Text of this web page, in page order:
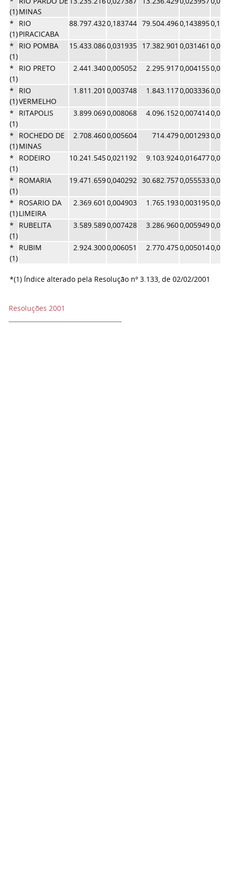
(1)MINAS
*
(1)
RIO
PIRACICABA
88.797.4320,183744 79.504.4960,143895
*
(1)
RIO POMBA 15.433.0860,031935 17.382.901 0,031461
*
(1)
RIO PRETO 2.441.3400,005052 2.295.9170,004155
*
(1)
RIO
VERMELHO
1.811.201 0,003748 1.843.1170,003336
*
(1)
RITAPOLIS 3.899.0690,008068 4.096.1520,007414
*
(1)
ROCHEDO DE
MINAS
2.708.4600,005604 714.4790,001293
*
(1)
RODEIRO 10.241.5450,021192 9.103.9240,016477
*
(1)
ROMARIA 19.471.6590,040292 30.682.7570,055533
*
(1)
ROSARIO DA
LIMEIRA
2.369.601 0,004903 1.765.1930,003195
*
(1)
RUBELITA 3.589.5890,007428 3.286.9600,005949
*
(1)
RUBIM 2.924.3000,006051 2.770.4750,005014
*(1) Índice alterado pela Resolução nº 3.133, de 02/02/2001
Resoluções 2001